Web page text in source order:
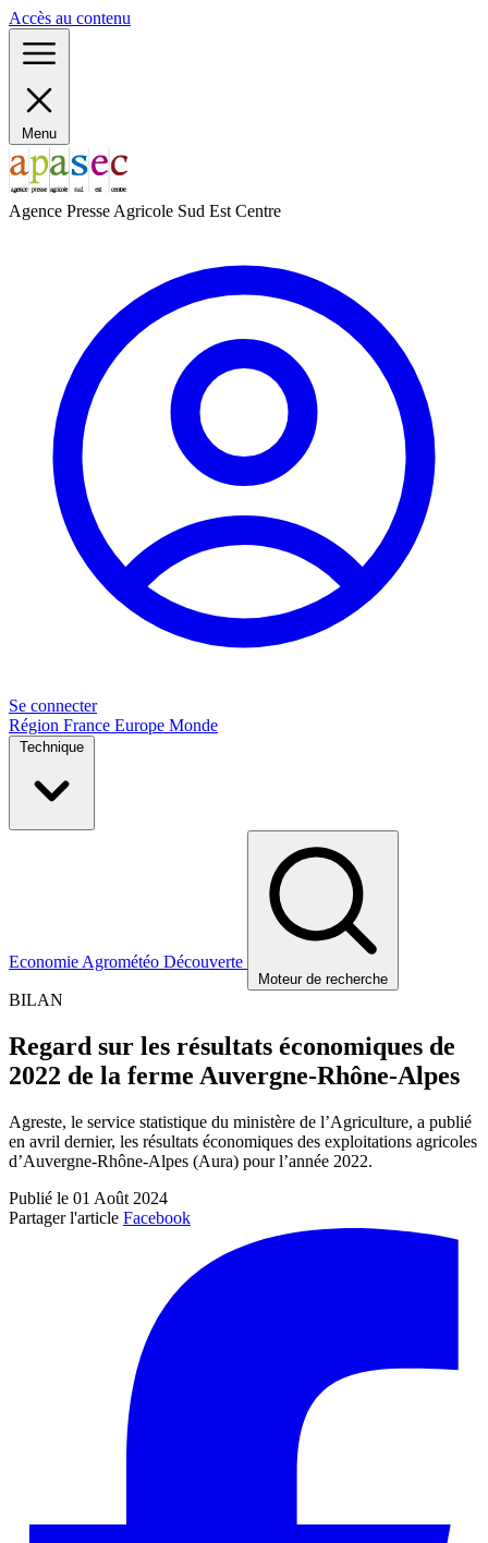
Accès au contenu
Menu
Agence Presse Agricole Sud Est Centre
Se connecter
Région France Europe Monde
Technique
Economie Agrométéo Découverte
Moteur de recherche
BILAN
Regard sur les résultats économiques de
2022 de la ferme Auvergne-Rhône-Alpes
Agreste, le service statistique du ministère de l’Agriculture, a publié
en avril dernier, les résultats économiques des exploitations agricoles
d’Auvergne-Rhône-Alpes (Aura) pour l’année 2022.
Publié le 01 Août 2024
Partager l'article Facebook
Panneau de gestion des cookies